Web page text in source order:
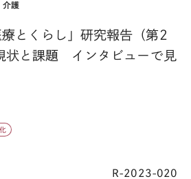
介護
療とくらし」研究報告（第2
状と課題 インタビューで見
R-2023-020